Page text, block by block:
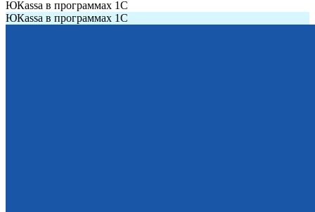
ЮКаssа в программах 1С
ЮКаssа в программах 1С